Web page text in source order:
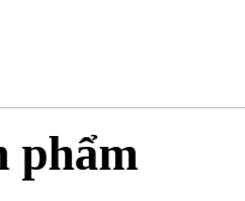
phẩm